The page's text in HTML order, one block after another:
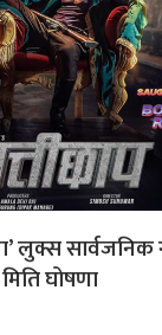
लुक्स सार्वजनिक
घोषणा